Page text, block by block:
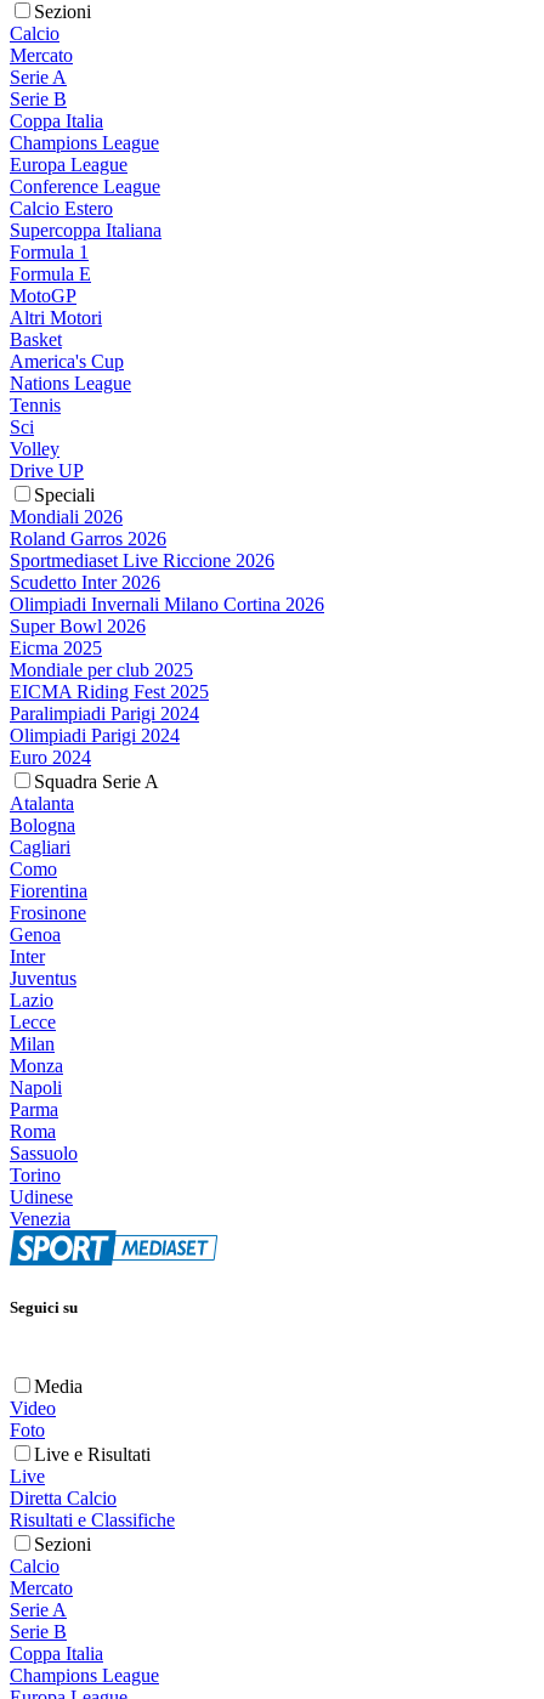
Sezioni
Calcio
Mercato
Serie A
Serie B
Coppa Italia
Champions League
Europa League
Conference League
Calcio Estero
Supercoppa Italiana
Formula 1
Formula E
MotoGP
Altri Motori
Basket
America's Cup
Nations League
Tennis
Sci
Volley
Drive UP
Speciali
Mondiali 2026
Roland Garros 2026
Sportmediaset Live Riccione 2026
Scudetto Inter 2026
Olimpiadi Invernali Milano Cortina 2026
Super Bowl 2026
Eicma 2025
Mondiale per club 2025
EICMA Riding Fest 2025
Paralimpiadi Parigi 2024
Olimpiadi Parigi 2024
Euro 2024
Squadra Serie A
Atalanta
Bologna
Cagliari
Como
Fiorentina
Frosinone
Genoa
Inter
Juventus
Lazio
Lecce
Milan
Monza
Napoli
Parma
Roma
Sassuolo
Torino
Udinese
Venezia
Seguici su
Media
Video
Foto
Live e Risultati
Live
Diretta Calcio
Risultati e Classifiche
Sezioni
Calcio
Mercato
Serie A
Serie B
Coppa Italia
Champions League